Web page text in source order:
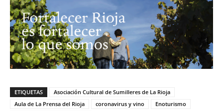
ETIQUETAS
Asociación Cultural de Sumilleres de La Rioja
Aula de La Prensa del Rioja
coronavirus y vino
Enoturismo